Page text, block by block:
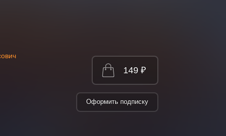
149 ₽
Оформить подписку